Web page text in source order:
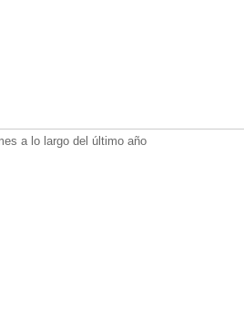
a lo largo del último año